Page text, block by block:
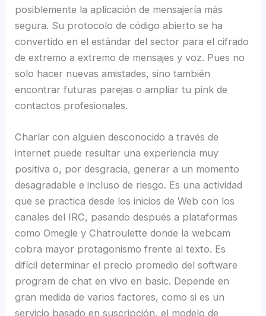
posiblemente la aplicación de mensajería más
segura. Su protocolo de código abierto se ha
convertido en el estándar del sector para el cifrado
de extremo a extremo de mensajes y voz. Pues no
solo hacer nuevas amistades, sino también
encontrar futuras parejas o ampliar tu pink de
contactos profesionales.
Charlar con alguien desconocido a través de
internet puede resultar una experiencia muy
positiva o, por desgracia, generar a un momento
desagradable e incluso de riesgo. Es una actividad
que se practica desde los inicios de Web con los
canales del IRC, pasando después a plataformas
como Omegle y Chatroulette donde la webcam
cobra mayor protagonismo frente al texto. Es
difícil determinar el precio promedio del software
program de chat en vivo en basic. Depende en
gran medida de varios factores, como si es un
servicio basado en suscripción, el modelo de